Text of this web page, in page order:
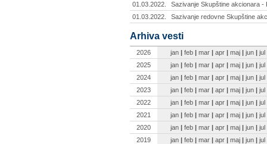
01.03.2022.
Sazivanje Skupštine akcionara -
01.03.2022.
Sazivanje redovne Skupštine
Arhiva vesti
2026 jan | feb | mar | apr | maj | jun | jul
2025
jan | feb | mar | apr | maj | jun | jul
2024
jan | feb | mar | apr | maj | jun | jul
2023
jan | feb | mar | apr | maj | jun | jul
2022
jan | feb | mar | apr | maj | jun | jul
2021
jan | feb | mar | apr | maj | jun | jul
2020
jan | feb | mar | apr | maj | jun | jul
2019
jan | feb | mar | apr | maj | jun | jul